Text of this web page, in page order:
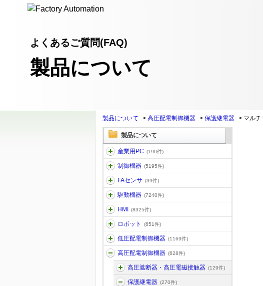
よくあるご質問(FAQ)
製品について
製品について > 高圧配電制御機器 > 保護継電器 > マルチ
製品について
産業用PC (190件)
制御機器 (5195件)
FAセンサ (39件)
駆動機器 (7240件)
HMI (8325件)
ロボット (651件)
低圧配電制御機器 (1169件)
高圧配電制御機器 (628件)
高圧遮断器・高圧電磁接触器 (129件)
保護継電器 (270件)